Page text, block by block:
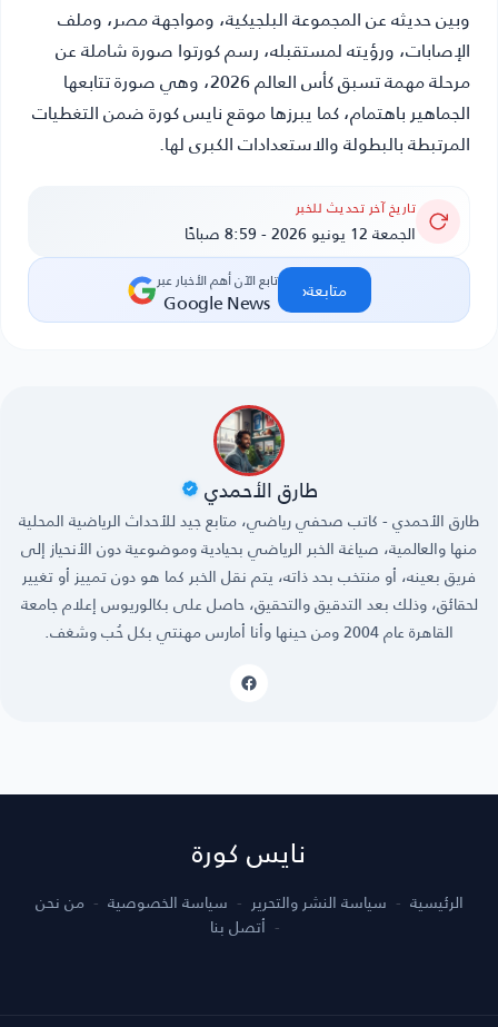
وبين حديثه عن المجموعة البلجيكية، ومواجهة مصر، وملف
الإصابات، ورؤيته لمستقبله، رسم كورتوا صورة شاملة عن
مرحلة مهمة تسبق كأس العالم 2026، وهي صورة تتابعها
الجماهير باهتمام، كما يبرزها موقعنايس كورةضمن التغطيات
المرتبطة بالبطولة والاستعدادات الكبرى لها.
تاريخ آخر تحديث للخبر
الجمعة 12 يونيو 2026 - 8:59 صباحًا
تابع الآن أهم الأخبار عبر
Google News متابعة‹
طارق الأحمدي
طارق الأحمدي - كاتب صحفي رياضي، متابع جيد للأحداث الرياضية المحلية
منها والعالمية، صياغة الخبر الرياضي بحيادية وموضوعية دون الأنحياز إلى
فريق بعينه، أو منتخب بحد ذاته، يتم نقل الخبر كما هو دون تمييز أو تغيير
لحقائق، وذلك بعد التدقيق والتحقيق، حاصل على بكالوريوس إعلام جامعة
القاهرة عام 2004 ومن حينها وأنا أمارس مهنتي بكل حُب وشغف.
نايس كورة
الرئيسية سياسة النشر والتحرير سياسة الخصوصية
من نحن
أتصل بنا